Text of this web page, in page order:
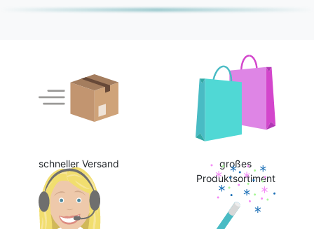
schneller Versand
großes
Produktsortiment